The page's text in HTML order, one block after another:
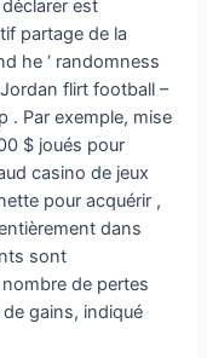
est
partage de la
he ‘ randomness
flirt football –
. Par exemple, mise
$ joués pour
casino de jeux
pour acquérir ,
dans
sont
de pertes
gains, indiqué